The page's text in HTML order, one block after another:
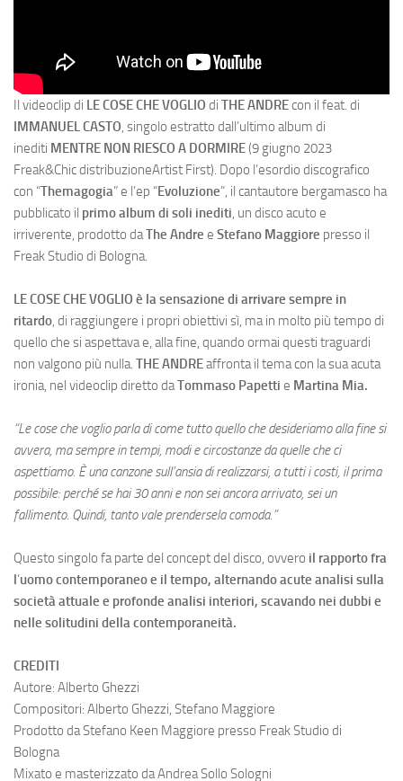
Il videoclip di LE COSE CHE VOGLIO di THE ANDREcon il feat. di
IMMANUEL CASTO, singolo estratto dall’ultimo album di
inediti MENTRE NON RIESCO A DORMIRE(9 giugno 2023
Freak&Chic distribuzioneArtist First). Dopo l’esordio discografico
con “Themagogia” e l’ep “Evoluzione”, il cantautore bergamasco ha
pubblicato il primo album di soli inediti, un disco acuto e
irriverente, prodotto daThe Andre e Stefano Maggiore presso il
Freak Studio di Bologna.
LE COSE CHE VOGLIO è la sensazione di arrivare sempre in
ritardo, di raggiungere i propri obiettivi sì, ma in molto più tempo di
quello che si aspettava e, alla fine, quando ormai questi traguardi
non valgono più nulla. THE ANDREaffronta il tema con la sua acuta
ironia, nel videoclip diretto daTommaso Papetti e Martina Mia.
“Le cose che voglio parla di come tutto quello che desideriamo alla fine si
avvera, ma sempre in tempi, modi e circostanze da quelle che ci
aspettiamo. È una canzone sull’ansia di realizzarsi, a tutti i costi, il prima
possibile: perché se hai 30 anni e non sei ancora arrivato, sei un
fallimento. Quindi, tanto vale prendersela comoda.”
Questo singolo fa parte del concept del disco, ovvero il rapporto fra
l’uomo contemporaneo e il tempo, alternando acute analisi sulla
società attuale e profonde analisi interiori, scavando nei dubbi e
nelle solitudini della contemporaneità.
CREDITI
Autore: Alberto Ghezzi
Compositori: Alberto Ghezzi, Stefano Maggiore
Prodotto da Stefano Keen Maggiore presso Freak Studio di
Bologna
Mixato e masterizzato da Andrea Sollo Sologni